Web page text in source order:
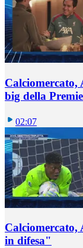
big della
02:07
in difesa"